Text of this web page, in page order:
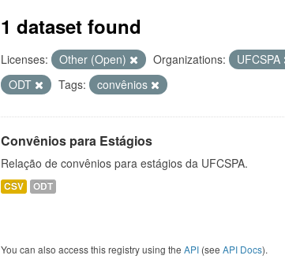
1 dataset found
Licenses: Other (Open) Organizations: UFCSPA
ODT
Tags: convênios
Convênios para Estágios
Relação de convênios para estágios da UFCSPA.
CSV ODT
You can also access this registry using the API (see API Docs).